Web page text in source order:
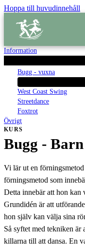
Hoppa till huvudinnehåll
Information
Bugg - vuxna
West Coast Swing
Streetdance
Foxtrot
Övrigt
KURS
Bugg -
Vi lär ut en
förningsmetod som
Detta innebär att hon
Grundidén är att
hon själv kan välja sina
Så syftet med tekniken är
killarna till att dansa. En